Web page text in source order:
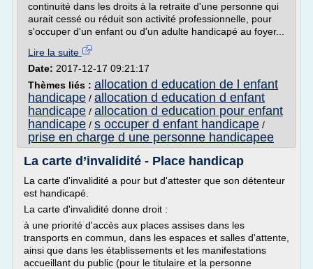
continuité dans les droits à la retraite d'une personne qui
aurait cessé ou réduit son activité professionnelle, pour
s'occuper d'un enfant ou d'un adulte handicapé au foyer...
Lire la suite
Date: 2017-12-17 09:21:17
Thèmes liés : allocation d education de l enfant
handicape / allocation d education d enfant
handicape / allocation d education pour enfant
handicape / s occuper d enfant handicape /
prise en charge d une personne handicapee
La carte d’invalidité - Place handicap
La carte d'invalidité a pour but d'attester que son détenteur
est handicapé.
La carte d'invalidité donne droit :
à une priorité d'accès aux places assises dans les
transports en commun, dans les espaces et salles d'attente,
ainsi que dans les établissements et les manifestations
accueillant du public (pour le titulaire et la personne